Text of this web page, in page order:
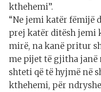
kthehemi”.
“Ne jemi katër fëmijë
prej katër ditësh jemi
mirë, na kanë pritur
me pijet të gjitha janë
shteti që të hyjmë në
kthehemi, për